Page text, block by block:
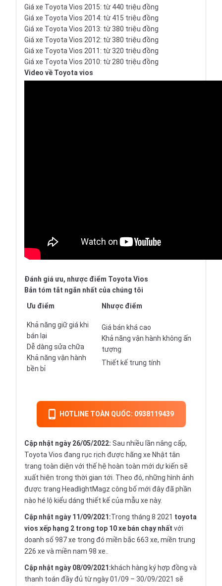
Giá xe Toyota Vios 2015: từ 440 triệu đồng
Giá xe Toyota Vios 2014: từ 415 triệu đồng
Giá xe Toyota Vios 2013: từ 380 triệu đồng
Giá xe Toyota Vios 2012: từ 380 triệu đồng
Giá xe Toyota Vios 2011: từ 320 triệu đồng
Giá xe Toyota Vios 2010: từ 280 triệu đồng
Video về Toyota vios
Đánh giá ưu, nhược điểm Toyota Vios
Bản tóm tắt ngắn nhất của chúng tôi
Ưu điểm
Nhược điểm
Khả năng giữ giá khi
bán lại
Dễ dàng sửa chữa
Khả năng vận hành
bền bỉ
Giá bán khá cao
Khả năng vận hành không ấn
tượng
Thiết kế trung tính
HOTLINE TOÀN QUỐC: 0938119439
Cập nhật ngày 26/05/2022: Sau nhiều lần nâng cấp,
Toyota Vios đang rục rịch được hãng xe Nhật tân
trang toàn diện với thế hệ hoàn toàn mới dự kiến sẽ
xuất hiện trong thời gian tới. Theo đó, những hình ảnh
được trang HeadlightMagz công bố mới đây đã phần
nào hé lộ kiểu dáng thiết kế của mẫu xe này.
Cập nhật ngày 11/09/2021:Trong tháng 8 2021 toyota
vios xếp hạng 2 trong top 10 xe bán chạy nhất với
doanh số 987 xe trong đó miền bắc 663 xe, miền trung
226 xe và miền nam 98 xe..
Cập nhật ngày 08/09/2021:khách hàng ký hợp đồng và
thanh toán đầy đủ từ ngày 01/09 – 30/09/2021 sẽ